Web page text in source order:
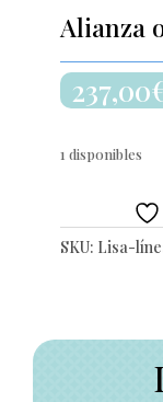
Alianza
237,00
1 disponibles
SKU: Lisa-